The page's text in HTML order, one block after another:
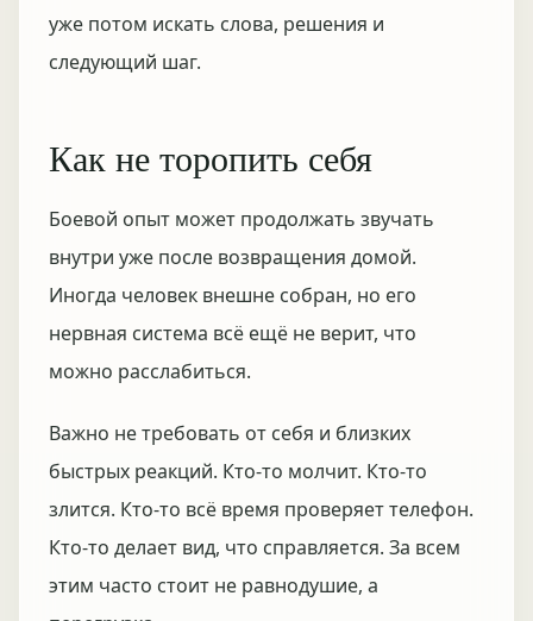
уже потом искать слова, решения и
следующий шаг.
Как не торопить себя
Боевой опыт может продолжать звучать
внутри уже после возвращения домой.
Иногда человек внешне собран, но его
нервная система всё ещё не верит, что
можно расслабиться.
Важно не требовать от себя и близких
быстрых реакций. Кто-то молчит. Кто-то
злится. Кто-то всё время проверяет телефон.
Кто-то делает вид, что справляется. За всем
этим часто стоит не равнодушие, а